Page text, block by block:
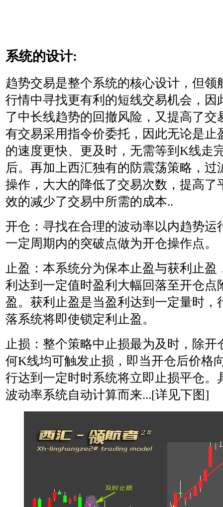
系统的设计:
趋势交易是整个系统的核心设计，但领
行情中寻找更有利的短线交易机会，因
了中长线趋势的回撤风险，又提高了交
有交易采用指令价委托，因此无论是止
的速度更快、更及时，无需等到K线走
后。再加上西汇独有的防震荡策略，过
操作，大大的降低了交易次数，提高了
效的减少了交易中所需的成本..
开仓：寻找在合理的波动率以内趋势运
一定周期内的突破点做为开仓操作点。
止盈：本系统分为保本止盈与获利止盈
利达到一定值时盈利大幅回落至开仓点
盈。获利止盈是当盈利达到一定量时，
落系统将即使锁定利止盈。
止损：整个策略中止损最为及时，除开
何K线均可触发止损，即当开仓后价格
行达到一定时时系统将立即止损平仓。
波动率系统自动计算而来...[详见下图]